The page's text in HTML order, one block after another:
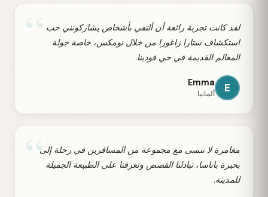
“ لقد كانت تجربة رائعة أن ألتقي بأشخاص يشاركونني حب
استكشاف ستارا زاغورا من خلال نومكس، خاصة جولة
المعالم القديمة في حي فودينا.
E
Emma
ألمانيا
“مغامرة لا تنسى مع مجموعة من المسافرين في رحلة إلى
بحيرة باناسا، تبادلنا القصص وتعرفنا على الطبيعة الجميلة
للمدينة.